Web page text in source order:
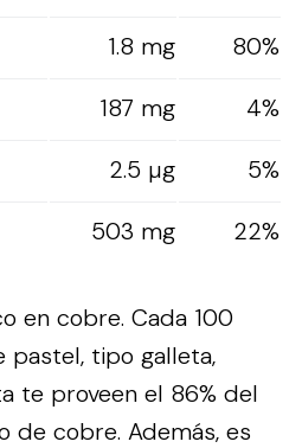
1.8 mg
80%
187 mg
4%
2.5 µg
5%
503 mg 22%
en cobre. Cada 100
pastel, tipo galleta,
te proveen el 86% del
de cobre. Además, es